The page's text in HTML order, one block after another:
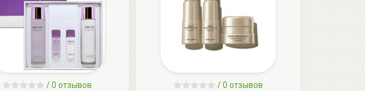
AiliCode Восстанавливающий крем-
пилинг для лица, 50мл
49.95 руб. -50%
/0 отзывов
/0 отзывов